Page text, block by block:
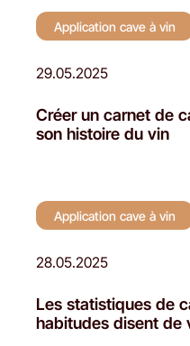
Application cave à vin
29.05.2025
Créer un carnet de
son histoire du vin
Application cave à vin
28.05.2025
Les statistiques de
habitudes disent de